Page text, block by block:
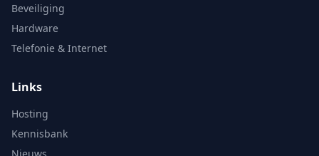
Beveiliging
Hardware
Telefonie & Internet
Links
Hosting
Kennisbank
Nieuws